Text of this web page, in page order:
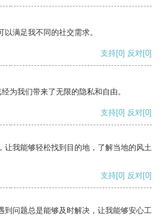
满足我不同的社交需求。
支持[0] 反对[0]
为我们带来了无限的隐私和自由。
支持[0] 反对[0]
让我能够轻松找到目的地，了解当地的风土
支持[0] 反对[0]
到问题总是能够及时解决，让我能够安心工